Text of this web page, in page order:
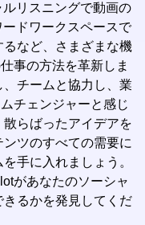
リスニングで動画の
ドワークスペースで
など、さまざまな機
事の方法を革新しま
チームと協力し、業
チェンジャーと感じ
らばったアイデアを
ツのすべての需要に
手に入れましょう。
があなたのソーシャ
るかを発見してくだ